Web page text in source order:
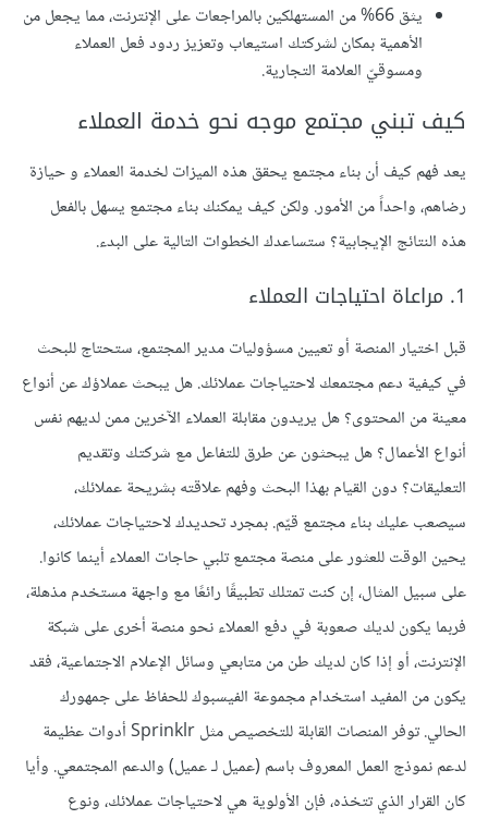
يثق 66% من المستهلكين بالمراجعات على الإنترنت، مما يجعل من
الأهمية بمكان لشركتك استيعاب وتعزيز ردود فعل العملاء
ومسوقيّ العلامة التجارية.
كيف تبني مجتمع موجه نحو خدمة العملاء
يعد فهم كيف أن بناء مجتمع يحقق هذه الميزات لخدمة العملاء و حيازة
رضاهم، واحداً من الأمور. ولكن كيف يمكنك بناء مجتمع يسهل بالفعل
هذه النتائج الإيجابية؟ ستساعدك الخطوات التالية على البدء.
1. مراعاة احتياجات العملاء
قبل اختيار المنصة أو تعيين مسؤوليات مدير المجتمع، ستحتاج للبحث
في كيفية دعم مجتمعك لاحتياجات عملائك. هل يبحث عملاؤك عن أنواع
معينة من المحتوى؟ هل يريدون مقابلة العملاء الآخرين ممن لديهم نفس
أنواع الأعمال؟ هل يبحثون عن طرق للتفاعل مع شركتك وتقديم
التعليقات؟ دون القيام بهذا البحث وفهم علاقته بشريحة عملائك،
سيصعب عليك بناء مجتمع قيّم. بمجرد تحديدك لاحتياجات عملائك،
يحين الوقت للعثور على منصة مجتمع تلبي حاجات العملاء أينما كانوا.
على سبيل المثال، إن كنت تمتلك تطبيقًا رائعًا مع واجهة مستخدم مذهلة،
فربما يكون لديك صعوبة في دفع العملاء نحو منصة أخرى على شبكة
الإنترنت، أو إذا كان لديك طن من متابعي وسائل الإعلام الاجتماعية، فقد
يكون من المفيد استخدام مجموعة الفيسبوك للحفاظ على جمهورك
الحالي. توفر المنصات القابلة للتخصيص مثل Sprinklr أدوات عظيمة
لدعم نموذج العمل المعروف باسم (عميل لـ عميل) والدعم المجتمعي. وأيا
كان القرار الذي تتخذه، فإن الأولوية هي لاحتياجات عملائك، ونوع